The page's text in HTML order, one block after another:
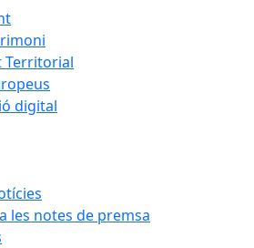
Territorial
digital
les notes de premsa